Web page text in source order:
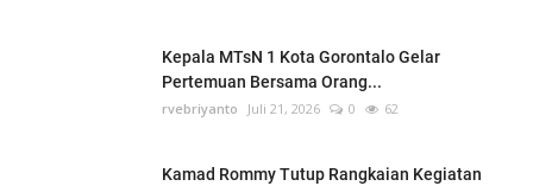
Kepala MTsN 1 Kota Gorontalo Gelar
Pertemuan Bersama Orang...
rvebriyanto Juli 21, 2026 0 62
Kamad Rommy Tutup Rangkaian Kegiatan